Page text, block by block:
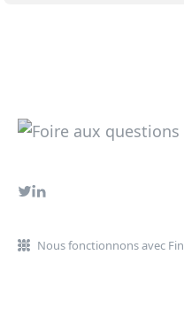
Nous fonctionnons avec Fin